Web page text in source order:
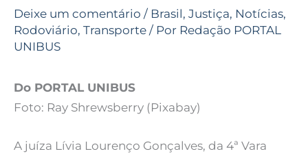
Deixe um comentário / Brasil, Justiça, Notícias,
Rodoviário, Transporte / Por Redação PORTAL
UNIBUS
Do PORTAL UNIBUS
Foto: Ray Shrewsberry (Pixabay)
A juíza Lívia Lourenço Gonçalves, da 4ª Vara